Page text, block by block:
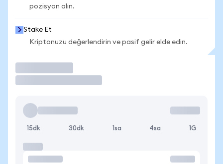
pozisyon alın.
Stake Et
Kriptonuzu değerlendirin ve pasif gelir elde edin.
15dk 30dk 1sa 4sa 1G